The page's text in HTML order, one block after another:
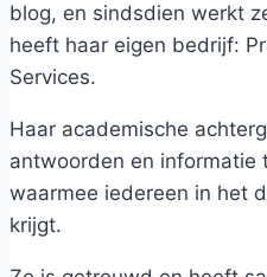
blog, en sindsdien werkt
heeft haar eigen bedrijf:
Services.
Haar academische
antwoorden en informatie
waarmee iedereen in het
krijgt.